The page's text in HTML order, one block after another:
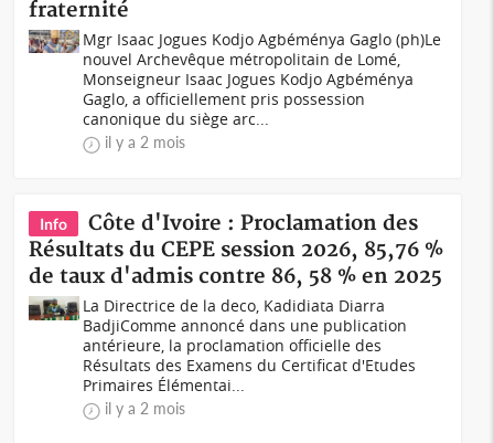
fraternité
Mgr Isaac Jogues Kodjo Agbéménya Gaglo (ph)Le
nouvel Archevêque métropolitain de Lomé,
Monseigneur Isaac Jogues Kodjo Agbéménya
Gaglo, a officiellement pris possession
canonique du siège arc...
il y a 2 mois
Info
Côte d'Ivoire : Proclamation des
Résultats du CEPE session 2026, 85,76 %
de taux d'admis contre 86, 58 % en 2025
La Directrice de la deco, Kadidiata Diarra
BadjiComme annoncé dans une publication
antérieure, la proclamation officielle des
Résultats des Examens du Certificat d'Etudes
Primaires Élémentai...
il y a 2 mois